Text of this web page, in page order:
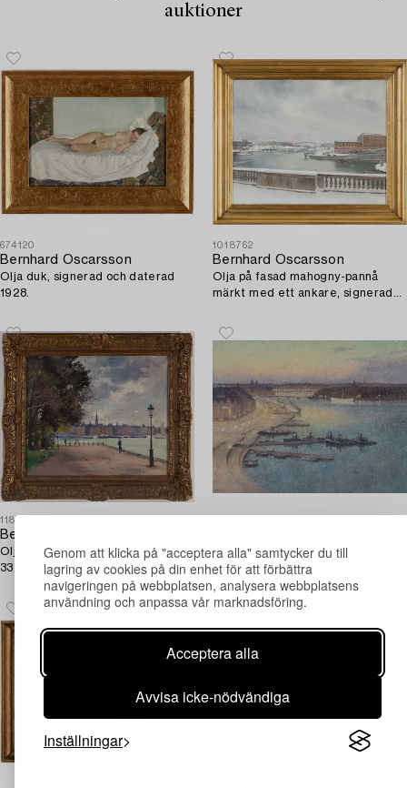
Genom att klicka på "acceptera alla" samtycker du till
lagring av cookies på din enhet för att förbättra
navigeringen på webbplatsen, analysera webbplatsens
användning och anpassa vår marknadsföring.
Acceptera alla
Avvisa icke-nödvändiga
Inställningar
auktioner
674120
Bernhard Oscarsson
Olja duk, signerad och daterad
1928.
1018762
Bernhard Oscarsson
Olja på fasad mahogny-pannå
märkt med ett ankare, signerad
1186021
Bernhard Oscarsson
Olja på duk signerad och daterad
33.
Skymningsbild från Slussen,
Stockholm.